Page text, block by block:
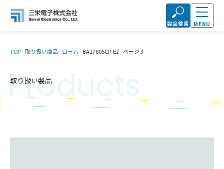
製品検索 MENU
TOP-取り扱い商品-ローム-BA17805CP-E2-ページ 3
取り扱い製品
Products